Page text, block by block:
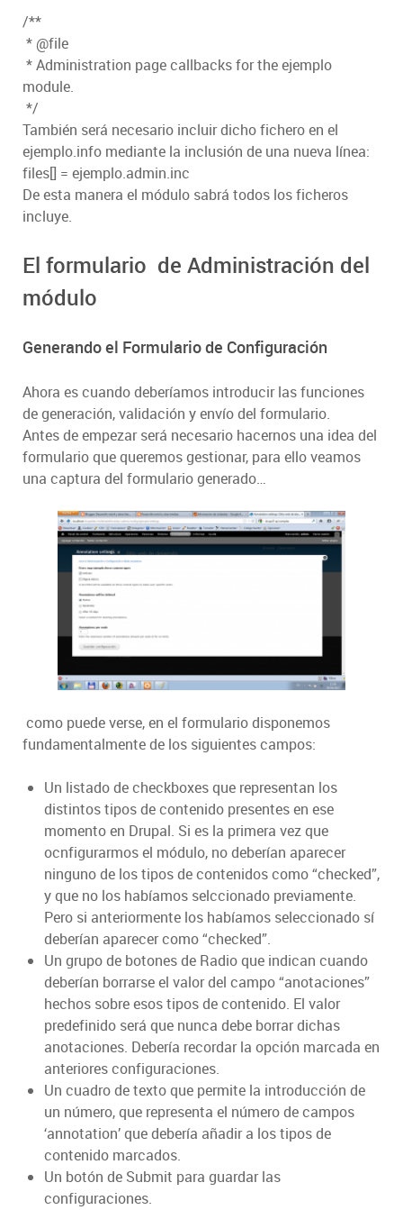
/**
* @file
* Administration page callbacks for the ejemplo
module.
*/
También será necesario incluir dicho fichero en el
ejemplo.info mediante la inclusión de una nueva línea:
files[] = ejemplo.admin.inc
De esta manera el módulo sabrá todos los ficheros
incluye.
El formulario de Administración del
módulo
Generando el Formulario de Configuración
Ahora es cuando deberíamos introducir las funciones
de generación, validación y envío del formulario.
Antes de empezar será necesario hacernos una idea del
formulario que queremos gestionar, para ello veamos
una captura del formulario generado…
como puede verse, en el formulario disponemos
fundamentalmente de los siguientes campos:
Un listado de checkboxes que representan los
distintos tipos de contenido presentes en ese
momento en Drupal. Si es la primera vez que
ocnfigurarmos el módulo, no deberían aparecer
ninguno de los tipos de contenidos como “checked”,
y que no los habíamos selccionado previamente.
Pero si anteriormente los habíamos seleccionado sí
deberían aparecer como “checked”.
Un grupo de botones de Radio que indican cuando
deberían borrarse el valor del campo “anotaciones”
hechos sobre esos tipos de contenido. El valor
predefinido será que nunca debe borrar dichas
anotaciones. Debería recordar la opción marcada en
anteriores configuraciones.
Un cuadro de texto que permite la introducción de
un número, que representa el número de campos
‘annotation’ que debería añadir a los tipos de
contenido marcados.
Un botón de Submit para guardar las
configuraciones.